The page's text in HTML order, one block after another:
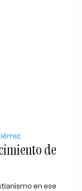
de
en ese